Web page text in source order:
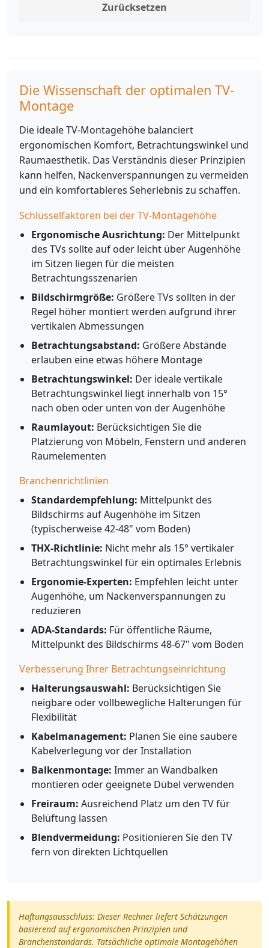
Zurücksetzen
Die Wissenschaft der optimalen TV-
Montage
Die ideale TV-Montagehöhe balanciert
ergonomischen Komfort, Betrachtungswinkel und
Raumaesthetik. Das Verständnis dieser Prinzipien
kann helfen, Nackenverspannungen zu vermeiden
und ein komfortableres Seherlebnis zu schaffen.
Schlüsselfaktoren bei der TV-Montagehöhe
Ergonomische Ausrichtung: Der Mittelpunkt
des TVs sollte auf oder leicht über Augenhöhe
im Sitzen liegen für die meisten
Betrachtungsszenarien
Bildschirmgröße: Größere TVs sollten in der
Regel höher montiert werden aufgrund ihrer
vertikalen Abmessungen
Betrachtungsabstand: Größere Abstände
erlauben eine etwas höhere Montage
Betrachtungswinkel: Der ideale vertikale
Betrachtungswinkel liegt innerhalb von 15°
nach oben oder unten von der Augenhöhe
Raumlayout: Berücksichtigen Sie die
Platzierung von Möbeln, Fenstern und anderen
Raumelementen
Branchenrichtlinien
Standardempfehlung: Mittelpunkt des
Bildschirms auf Augenhöhe im Sitzen
(typischerweise 42-48" vom Boden)
THX-Richtlinie: Nicht mehr als 15° vertikaler
Betrachtungswinkel für ein optimales Erlebnis
Ergonomie-Experten: Empfehlen leicht unter
Augenhöhe, um Nackenverspannungen zu
reduzieren
ADA-Standards: Für öffentliche Räume,
Mittelpunkt des Bildschirms 48-67" vom Boden
Verbesserung Ihrer Betrachtungseinrichtung
Halterungsauswahl: Berücksichtigen Sie
neigbare oder vollbewegliche Halterungen für
Flexibilität
Kabelmanagement: Planen Sie eine saubere
Kabelverlegung vor der Installation
Balkenmontage: Immer an Wandbalken
montieren oder geeignete Dübel verwenden
Freiraum: Ausreichend Platz um den TV für
Belüftung lassen
Blendvermeidung: Positionieren Sie den TV
fern von direkten Lichtquellen
Haftungsausschluss: Dieser Rechner liefert Schätzungen
basierend auf ergonomischen Prinzipien und
Branchenstandards. Tatsächliche optimale Montagehöhen